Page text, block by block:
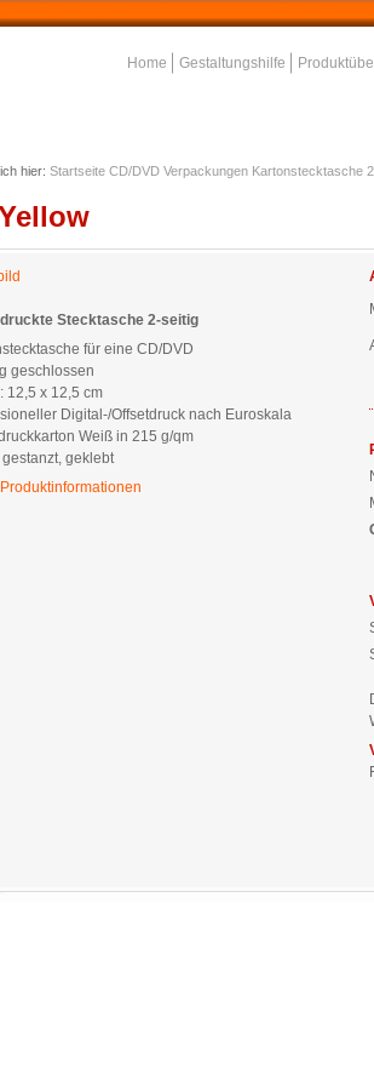
Home Gestaltungshilfe
hier: Startseite CD/DVD Verpackungen Kartonstecktasche
Stecktasche 2-seitig
für eine CD/DVD
geschlossen
12,5 x 12,5 cm
Digital-/Offsetdruck nach Euroskala
Weiß in 215 g/qm
geklebt